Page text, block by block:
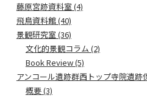
藤原宮跡資料室 (4)
飛鳥資料館 (40)
景観研究室 (36)
文化的景観コラム (2)
Book Review (5)
アンコール遺跡群西トップ寺院遺跡
概要 (3)